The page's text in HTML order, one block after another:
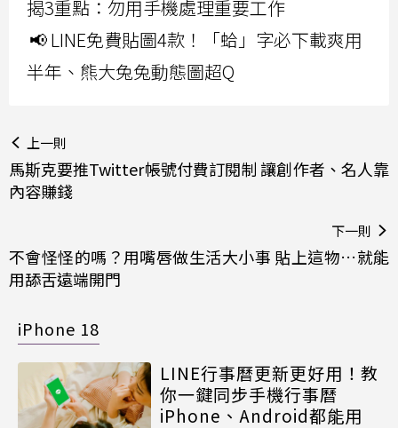
揭3重點：勿用手機處理重要工作
📢 LINE免費貼圖4款！「蛤」字必下載爽用
半年、熊大兔兔動態圖超Q
上一則
馬斯克要推Twitter帳號付費訂閱制 讓創作者、名人靠
內容賺錢
下一則
不會怪怪的嗎？用嘴唇做生活大小事 貼上這物…就能
用舔舌遠端開門
iPhone 18
LINE行事曆更新更好用！教
你一鍵同步手機行事曆
iPhone、Android都能用